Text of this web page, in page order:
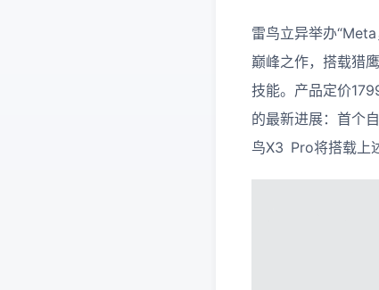
雷鸟立异举办
巅峰之作，搭载猎
技能。产品定价
的最新进展：首个
鸟X3 Pro将搭载上